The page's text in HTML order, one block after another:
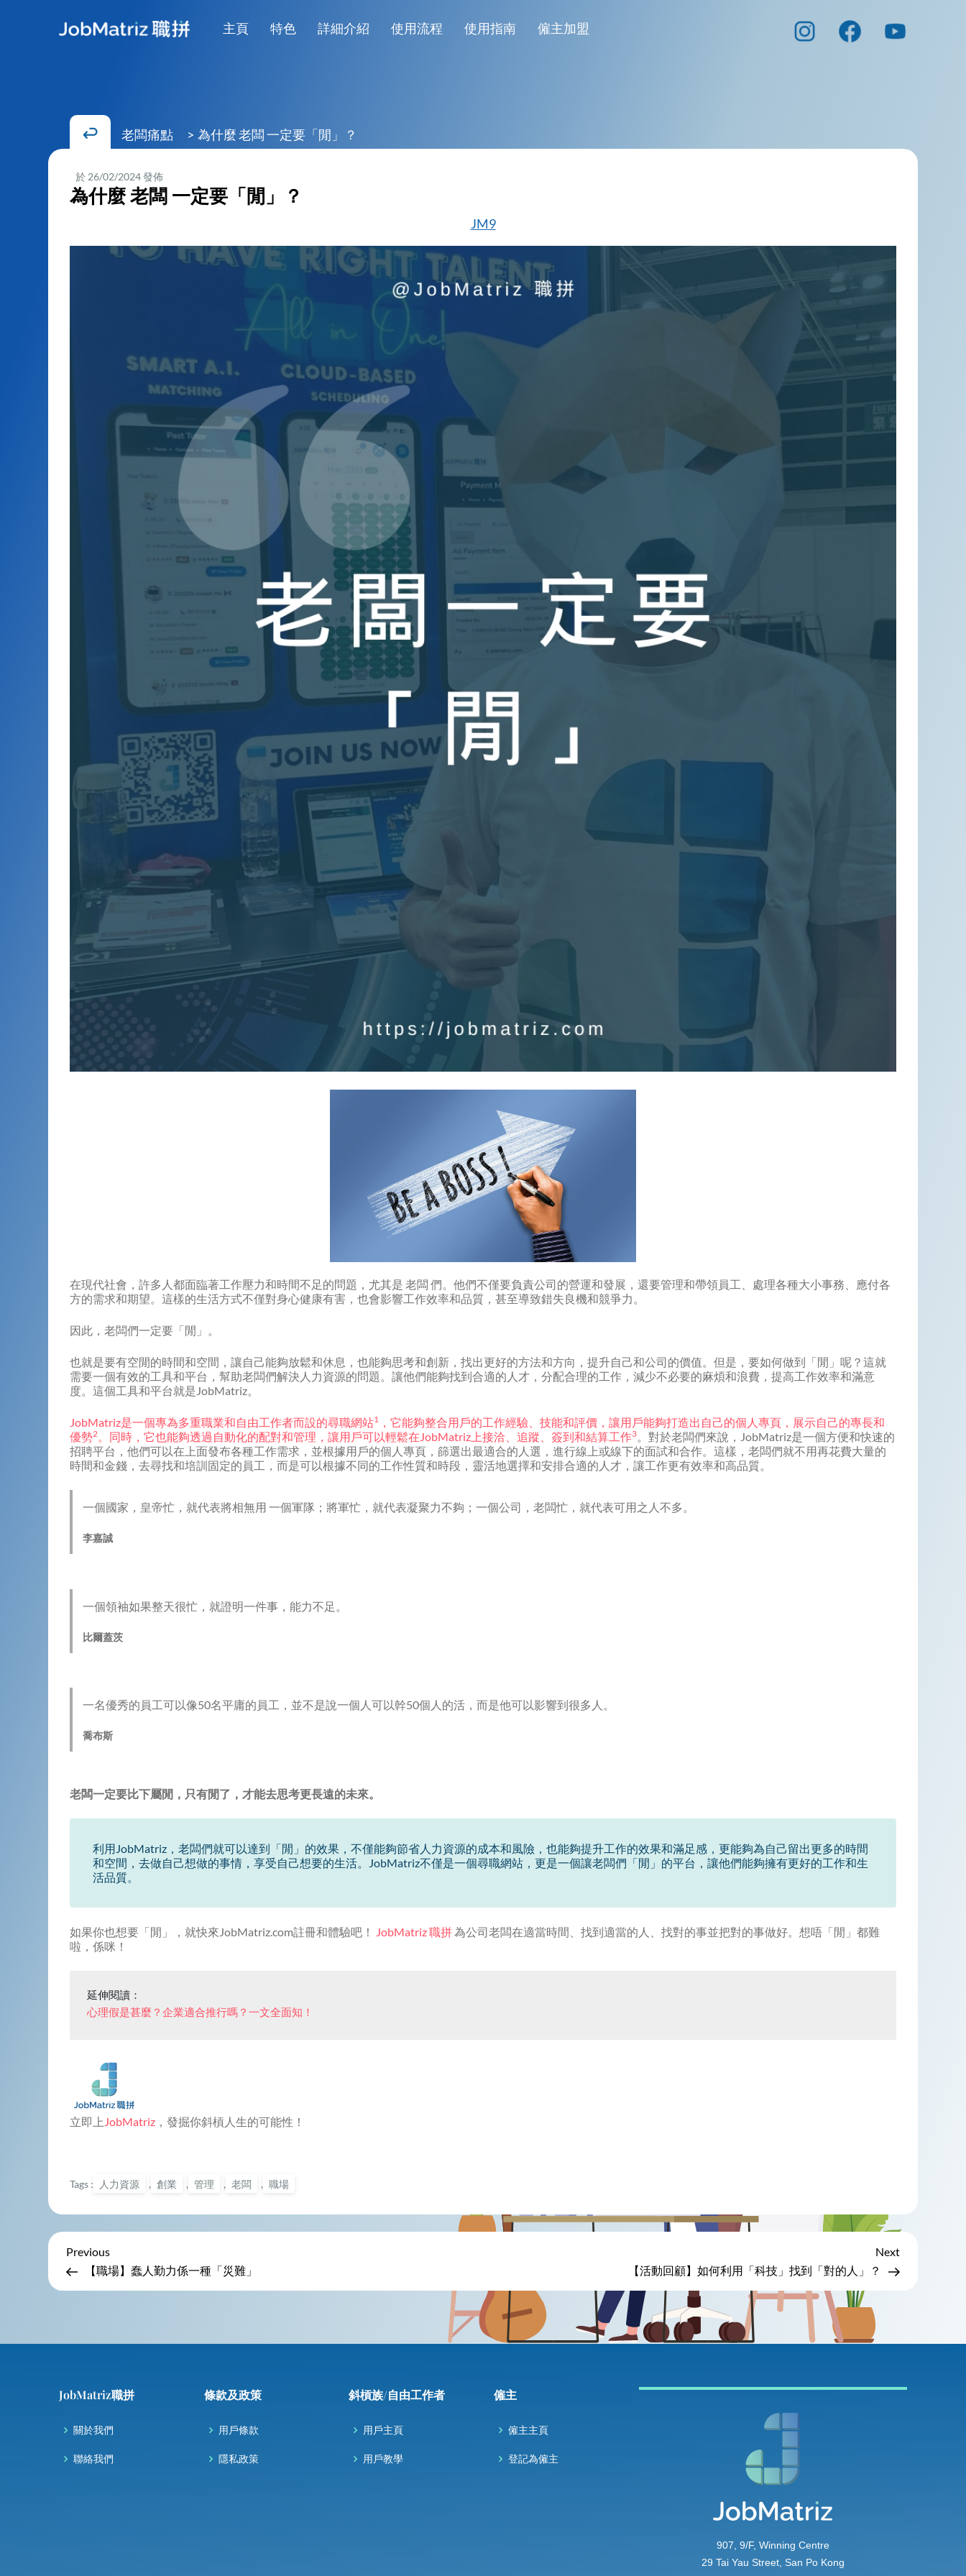
主頁 特色 詳細介紹 使用流程 使用指南 僱主加盟
老闆痛點 > 為什麼 老闆 一定要「閒」？
為什麼 老闆 一定要「閒」？
JM9
在現代社會，許多人都面臨著工作壓力和時間不足的問題，尤其是 老闆 們。他們不僅要負責公司的營運和發展，還要管理和帶領員工、處理各種大小事務、應付各
方的需求和期望。這樣的生活方式不僅對身心健康有害，也會影響工作效率和品質，甚至導致錯失良機和競爭力。
因此，老闆們一定要「閒」。
也就是要有空閒的時間和空間，讓自己能夠放鬆和休息，也能夠思考和創新，找出更好的方法和方向，提升自己和公司的價值。但是，要如何做到「閒」呢？這就
需要一個有效的工具和平台，幫助老闆們解決人力資源的問題。讓他們能夠找到合適的人才，分配合理的工作，減少不必要的麻煩和浪費，提高工作效率和滿意
度。這個工具和平台就是JobMatriz。
JobMatriz是一個專為多重職業和自由工作者而設的尋職網站1 ，它能夠整合用戶的工作經驗、技能和評價，讓用戶能夠打造出自己的個人專頁，展示自己的專長和
優勢2。同時，它也能夠透過自動化的配對和管理，讓用戶可以輕鬆在JobMatriz上接洽、追蹤、簽到和結算工作3。對於老闆們來說，JobMatriz是一個方便和快速的
招聘平台，他們可以在上面發布各種工作需求，並根據用戶的個人專頁，篩選出最適合的人選，進行線上或線下的面試和合作。這樣，老闆們就不用再花費大量的
時間和金錢，去尋找和培訓固定的員工，而是可以根據不同的工作性質和時段，靈活地選擇和安排合適的人才，讓工作更有效率和高品質。
一個國家，皇帝忙，就代表將相無用 一個軍隊；將軍忙，就代表凝聚力不夠；一個公司，老闆忙，就代表可用之人不多。
李嘉誠
一個領袖如果整天很忙，就證明一件事，能力不足。
比爾蓋茨
一名優秀的員工可以像50名平庸的員工，並不是說一個人可以幹50個人的活，而是他可以影響到很多人。
喬布斯
老闆一定要比下屬閒，只有閒了，才能去思考更長遠的未來。
利用JobMatriz，老闆們就可以達到「閒」的效果，不僅能夠節省人力資源的成本和風險，也能夠提升工作的效果和滿足感，更能夠為自己留出更多的時間
和空間，去做自己想做的事情，享受自己想要的生活。JobMatriz不僅是一個尋職網站，更是一個讓老闆們「閒」的平台，讓他們能夠擁有更好的工作和生
活品質。
如果你也想要「閒」，就快來JobMatriz.com註冊和體驗吧！ JobMatriz 職拼 為公司老闆在適當時間、找到適當的人、找對的事並把對的事做好。想唔「閒」都難
啦，係咪！
心理假是甚麼？企業適合推行嗎？一文全面知！
立即上 JobMatriz ，發掘你斜槓人生的可能性！
Tags : 人力資源 , 創業 , 管理 , 老闆 , 職場
P
o
n
a
v
Next
Post
Next
【活動回顧】如何利用「科技」找到「對的人」？
Previous
Post
Previous
【職場】蠢人勤力係一種「災難」
JobMatriz職拼
關於我們
聯絡我們
條款及政策
用戶條款
隱私政策
斜槓族/自由工作者
用戶主頁
用戶教學
僱主
僱主主頁
登記為僱主
907, 9/F, Winning Centre
29 Tai Yau Street, San Po Kong